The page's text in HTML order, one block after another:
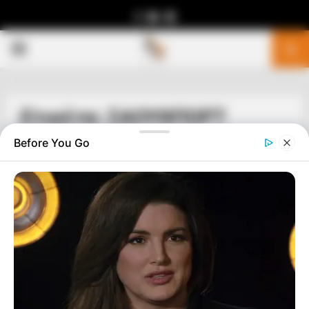
Ετικέτα: ΣΑΟΥΘΠΟΡΤ
Before You Go